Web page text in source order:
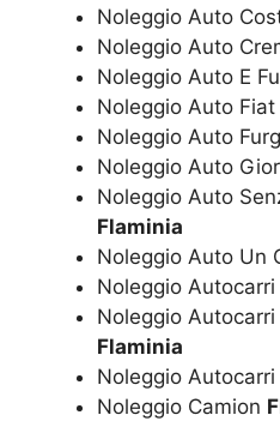
Noleggio Auto
Noleggio Auto
Noleggio Auto E
Noleggio Auto
Noleggio Auto
Noleggio Auto
Noleggio Auto
Flaminia
Noleggio Auto Un
Noleggio Autocarri
Noleggio
Flaminia
Noleggio Autocarri
Noleggio Camion